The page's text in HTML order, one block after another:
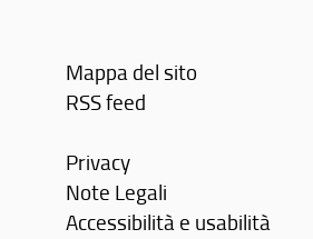
Mappa del sito
RSS feed
Privacy
Note Legali
Accessibilità e usabilità